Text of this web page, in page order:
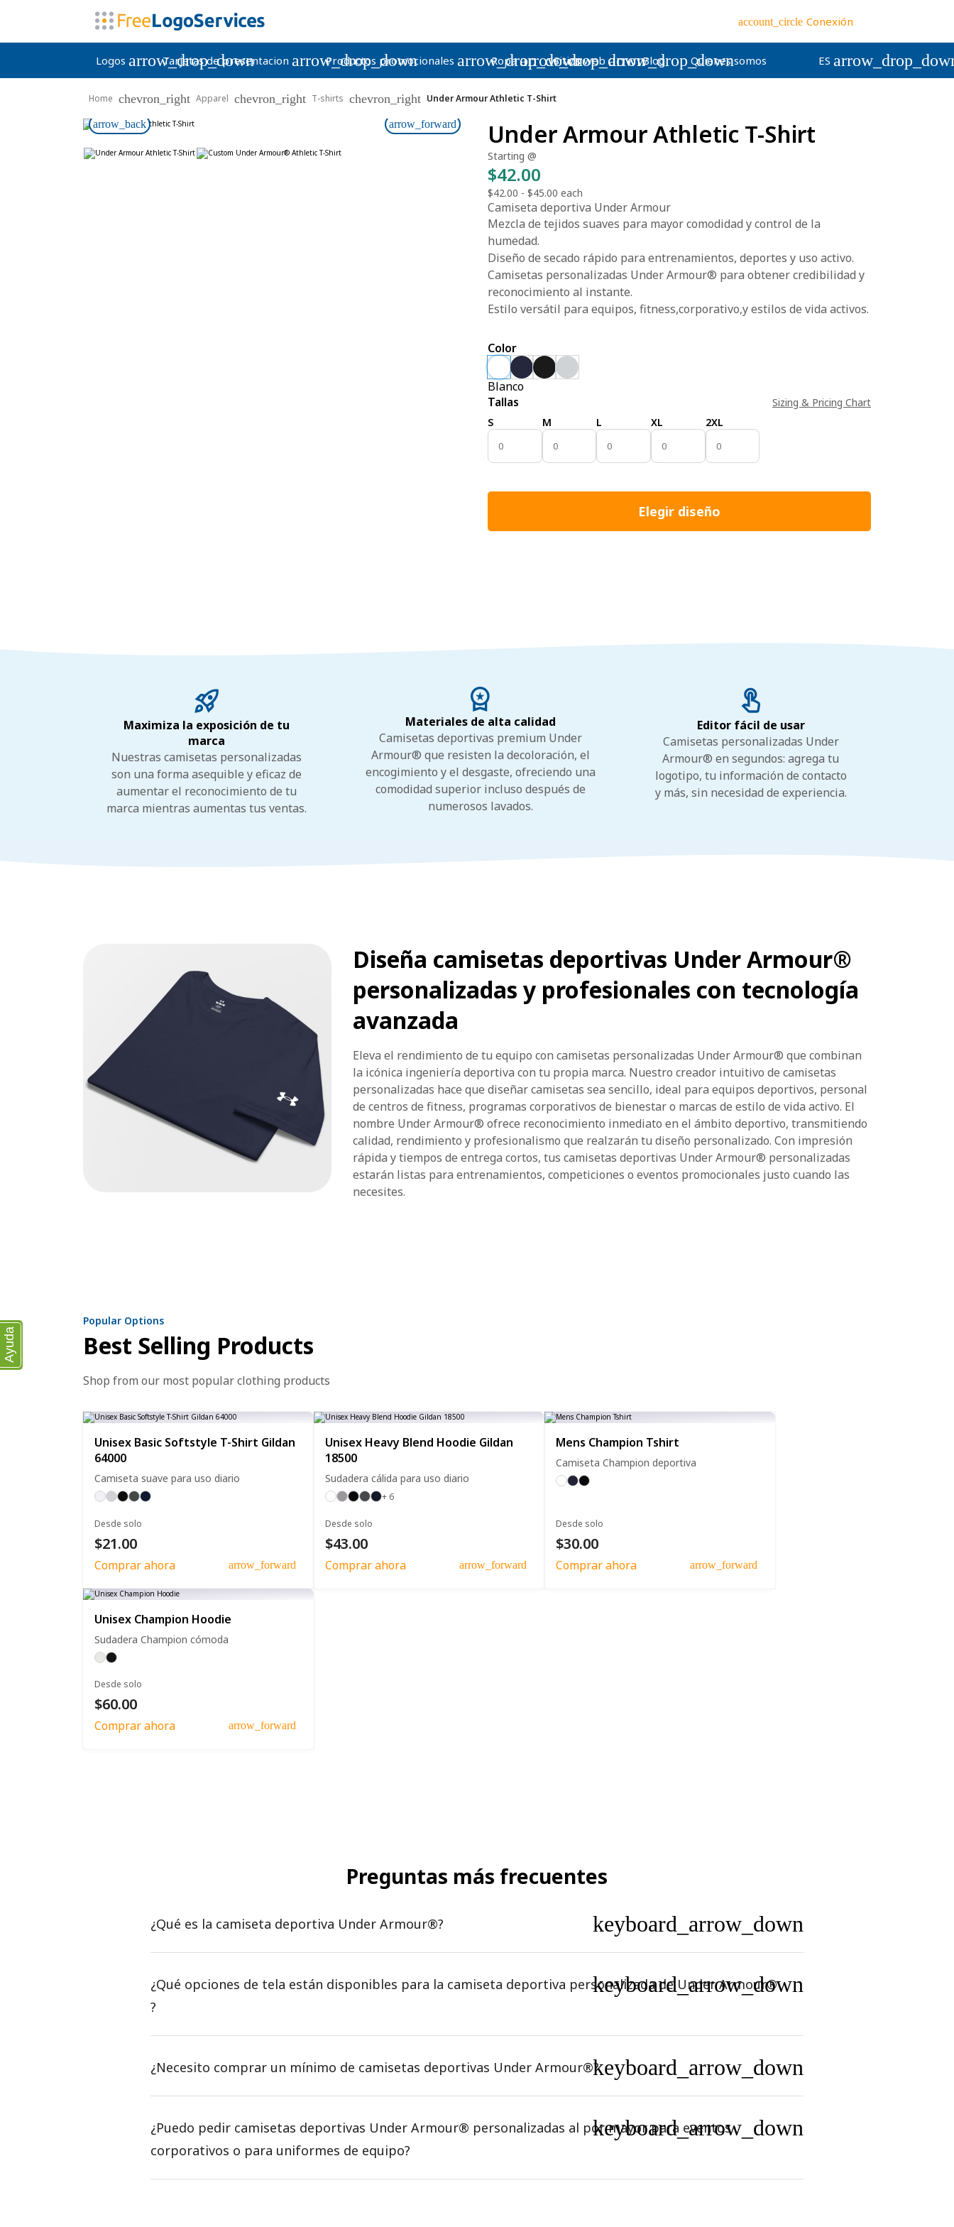
account_circle Conexión
Logos arrow_drop_down
Tarjetas de presentacion arrow_drop_down
Productos promocionales arrow_drop_down
Ropa arrow_drop_down
Sitios web arrow_drop_down
Blog Quienes somos ES
Home chevron_right Apparel chevron_right T-shirts chevron_right Under Armour Athletic T-Shirt
arrow_back arrow_forward Under Armour Athletic T-Shirt
Starting @
$42.00
$42.00 - $45.00 each
Camiseta deportiva Under Armour
Mezcla de tejidos suaves para mayor comodidad y control de la
humedad.
Diseño de secado rápido para entrenamientos, deportes y uso activo.
Camisetas personalizadas Under Armour® para obtener credibilidad y
reconocimiento al instante.
Estilo versátil para equipos, fitness,corporativo,y estilos de vida activos.
Color
Blanco
Tallas
Sizing & Pricing Chart
S
M L XL 2XL
Elegir diseño
Maximiza la exposición de tu
marca
Nuestras camisetas personalizadas
son una forma asequible y eficaz de
aumentar el reconocimiento de tu
marca mientras aumentas tus ventas.
Materiales de alta calidad
Camisetas deportivas premium Under
Armour® que resisten la decoloración, el
encogimiento y el desgaste, ofreciendo una
comodidad superior incluso después de
numerosos lavados.
Editor fácil de usar
Camisetas personalizadas Under
Armour® en segundos: agrega tu
logotipo, tu información de contacto
y más, sin necesidad de experiencia.
Diseña camisetas deportivas Under Armour®
personalizadas y profesionales con tecnología
avanzada
Eleva el rendimiento de tu equipo con camisetas personalizadas Under Armour® que combinan
la icónica ingeniería deportiva con tu propia marca. Nuestro creador intuitivo de camisetas
personalizadas hace que diseñar camisetas sea sencillo, ideal para equipos deportivos, personal
de centros de fitness, programas corporativos de bienestar o marcas de estilo de vida activo. El
nombre Under Armour® ofrece reconocimiento inmediato en el ámbito deportivo, transmitiendo
calidad, rendimiento y profesionalismo que realzarán tu diseño personalizado. Con impresión
rápida y tiempos de entrega cortos, tus camisetas deportivas Under Armour® personalizadas
estarán listas para entrenamientos, competiciones o eventos promocionales justo cuando las
necesites.
Popular Options
Best Selling Products
Shop from our most popular clothing products
Unisex Basic Softstyle T-Shirt Gildan
64000
Camiseta suave para uso diario
Desde solo
$21.00
Comprar ahora arrow_forward
Unisex Heavy Blend Hoodie Gildan
18500
Sudadera cálida para uso diario
+ 6
Desde solo
$43.00
Comprar ahora arrow_forward
Mens Champion Tshirt
Camiseta Champion deportiva
Desde solo
$30.00
Comprar ahora arrow_forward
Unisex Champion Hoodie
Sudadera Champion cómoda
Desde solo
$60.00
Comprar ahora arrow_forward
Preguntas más frecuentes
¿Qué es la camiseta deportiva Under Armour®? keyboard_arrow_down
¿Qué opciones de tela están disponibles para la camiseta deportiva personalizada de Under Armour®
?
keyboard_arrow_down
¿Necesito comprar un mínimo de camisetas deportivas Under Armour®?keyboard_arrow_down
¿Puedo pedir camisetas deportivas Under Armour® personalizadas al por mayor para eventos
corporativos o para uniformes de equipo?
keyboard_arrow_down
Ayuda